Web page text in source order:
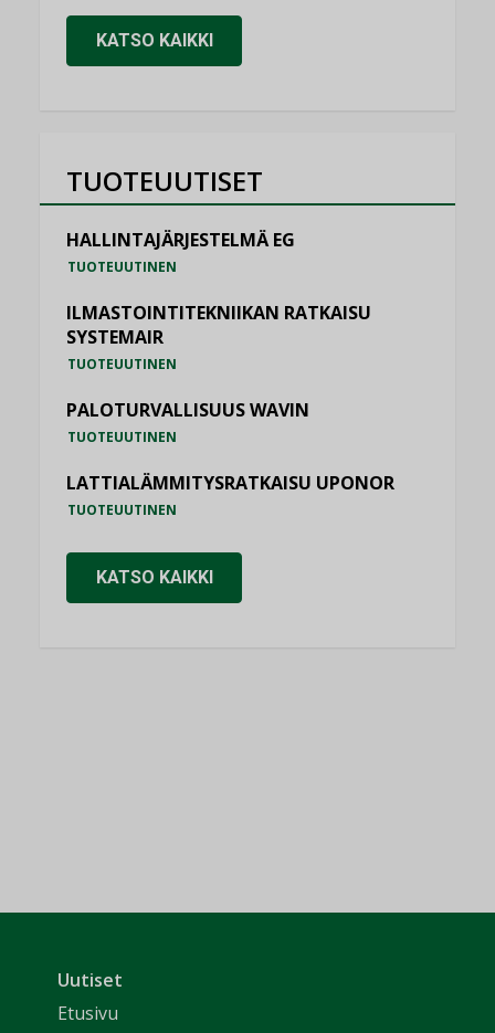
KATSO KAIKKI
TUOTEUUTISET
HALLINTAJÄRJESTELMÄ EG
TUOTEUUTINEN
ILMASTOINTITEKNIIKAN RATKAISU
SYSTEMAIR
TUOTEUUTINEN
PALOTURVALLISUUS WAVIN
TUOTEUUTINEN
LATTIALÄMMITYSRATKAISU UPONOR
TUOTEUUTINEN
KATSO KAIKKI
Uutiset
Etusivu